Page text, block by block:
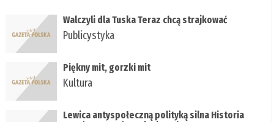
Walczyli dla Tuska Teraz chcą strajkować
Publicystyka
Piękny mit, gorzki mit
Kultura
Lewica antyspołeczną polityką silna Historia